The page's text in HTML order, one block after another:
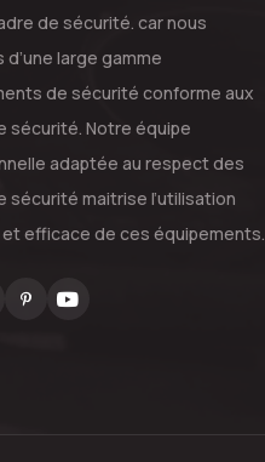
de sécurité. car nous
large gamme
de sécurité conforme aux
sécurité. Notre équipe
adaptée au respect des
sécurité maitrise l’utilisation
efficace de ces équipements.